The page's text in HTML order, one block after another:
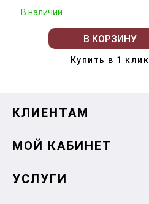
В наличии
В КОРЗИНУ
Купить в 1 клик
КЛИЕНТАМ
МОЙ КАБИНЕТ
УСЛУГИ